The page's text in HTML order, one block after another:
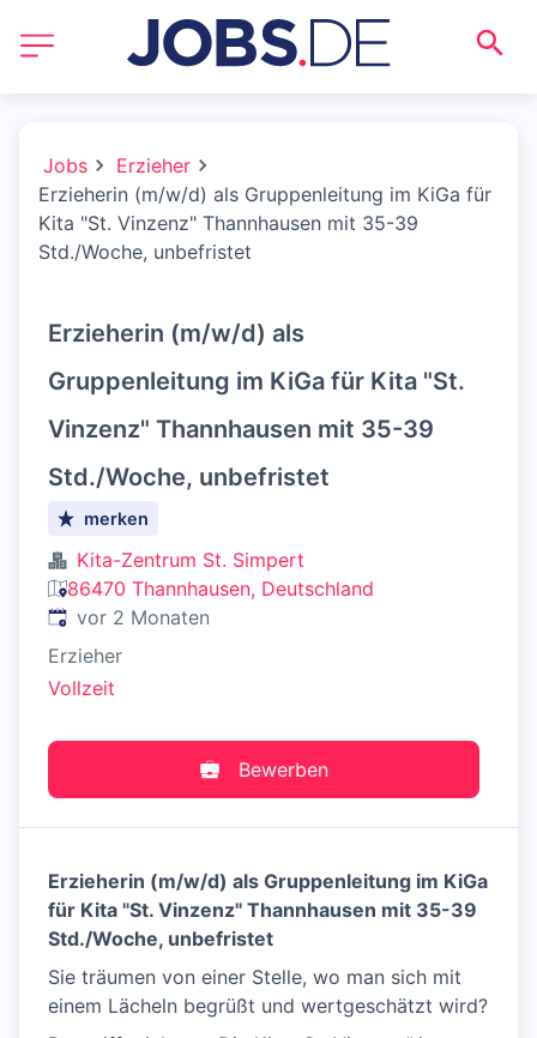
Jobs
Erzieher
Erzieherin (m/w/d) als Gruppenleitung im KiGa für
Kita "St. Vinzenz" Thannhausen mit 35-39
Std./Woche, unbefristet
Erzieherin (m/w/d) als
Gruppenleitung im KiGa für Kita "St.
Vinzenz" Thannhausen mit 35-39
Std./Woche, unbefristet
merken
Kita-Zentrum St. Simpert
86470 Thannhausen, Deutschland
Veröffentlicht:
vor 2 Monaten
Erzieher
Vollzeit
Bewerben
Erzieherin (m/w/d) als Gruppenleitung im KiGa
für Kita "St. Vinzenz" Thannhausen mit 35-39
Std./Woche, unbefristet
Sie träumen von einer Stelle, wo man sich mit
einem Lächeln begrüßt und wertgeschätzt wird?